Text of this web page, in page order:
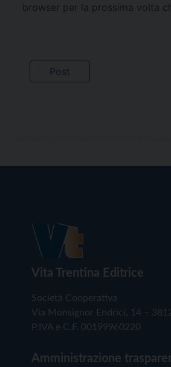
browser per la prossima volta
Vita Trentina Editrice
Società Cooperativa
Via Monsignor Endrici, 14 –
P.IVA e C.F. 00199960220
Amministrazione